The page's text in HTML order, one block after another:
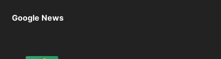
Google News